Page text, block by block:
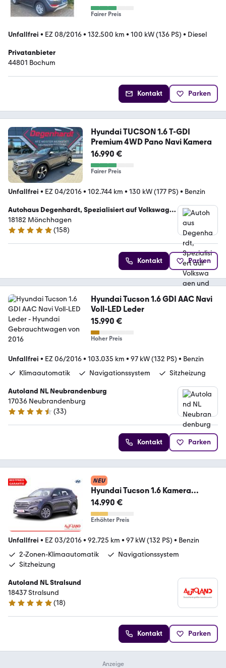
Fairer Preis
Unfallfrei • EZ 08/2016• 132.500 km • 100 kW (136 PS) • Diesel
Privatanbieter
44801 Bochum
Kontakt Parken
Hyundai TUCSON 1.6 T-GDI
Premium 4WD Pano Navi Kamera
16.990 €
Fairer Preis
Unfallfrei • EZ 04/2016• 102.744 km • 130 kW (177 PS) • Benzin
Autohaus Degenhardt, Spezialisiert auf Volkswagen
und Nissan
18182 Mönchhagen
4.8 Sterne
(158)
Kontakt Parken
Hyundai Tucson 1.6 GDI AAC Navi
Voll-LED Leder
15.990 €
Hoher Preis
Unfallfrei • EZ 06/2016• 103.035 km • 97 kW (132 PS) • Benzin
Klimaautomatik
Navigationssystem Sitzheizung
Autoland NL Neubrandenburg
17036 Neubrandenburg
4.6 Sterne
(33)
Kontakt Parken
NEU
Hyundai Tucson 1.6 Kamera
Allwetter Tempomat Navi Sitzhe
14.990 €
Erhöhter Preis
Unfallfrei • EZ 03/2016• 92.725 km • 97 kW (132 PS) • Benzin
2-Zonen-Klimaautomatik
Navigationssystem
Sitzheizung
Autoland NL Stralsund
18437 Stralsund
4.9 Sterne
(18)
Kontakt Parken